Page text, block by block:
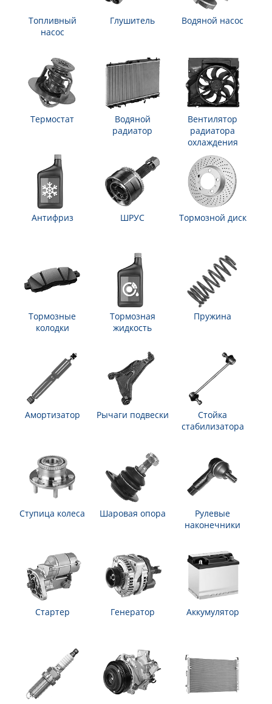
Топливный
насос
Глушитель Водяной насос
Термостат
Водяной
радиатор
Вентилятор
радиатора
охлаждения
Антифриз ШРУС Тормозной диск
Тормозные
колодки
Тормозная
жидкость
Пружина
Амортизатор Рычаги подвески
Стойка
стабилизатора
Ступица колеса Шаровая опора
Рулевые
наконечники
Стартер Генератор Аккумулятор